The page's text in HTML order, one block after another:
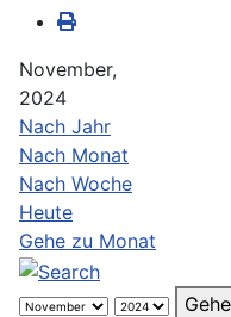
November,
2024
Nach Jahr
Nach Monat
Nach Woche
Heute
Gehe zu Monat